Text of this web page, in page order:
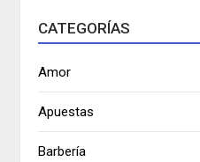
CATEGORÍAS
Amor
Apuestas
Barbería